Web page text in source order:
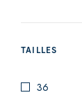
TAILLES
36